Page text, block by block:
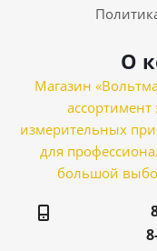
О
Магазин
измерительных
для
большой